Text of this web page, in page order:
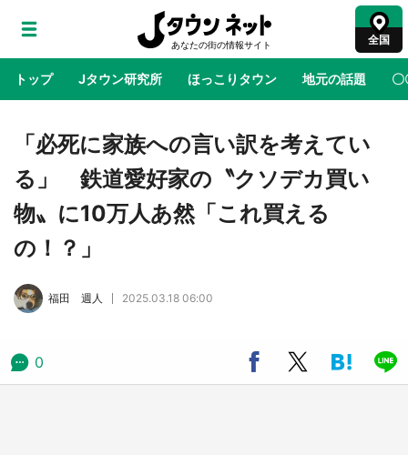
全国
トップ Jタウン研究所 ほっこりタウン 地元の話題 〇
地域×二次元 絶景 あの時はありがとう 物語がはじ
鳥取・境港「ゲゲゲの妖怪楽園」限定だった鬼
太郎グッズ買える 銀座・博品館TOY PARKへ
公式プロモ動画で「聖地」が生産されてます
『薬屋のひとりごと』の〝舞〟の世界に入り込
む 六本木ヒルズ展望台でコラボ、本邦初公開
「必死に家族への言い訳を考えてい
る」 鉄道愛好家の〝クソデカ買い
物〟に10万人あ然「これ買える
の！？」
福田 週人 2025.03.18 06:00
0